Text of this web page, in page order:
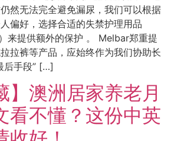
然无法完全避免漏尿，我们可以根据
偏好，选择合适的失禁护理用品
来提供额外的保护 。 Melbar郑重提
拉裤等产品，应始终作为我们协助长
后手段” […]
】澳洲居家养老月
看不懂？这份中英